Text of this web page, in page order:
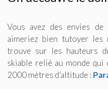
Vous avez des envies de
aimeriez bien tutoyer les
trouve sur les hauteurs
skiable relié au monde qui
2000 mètres d’altitude :